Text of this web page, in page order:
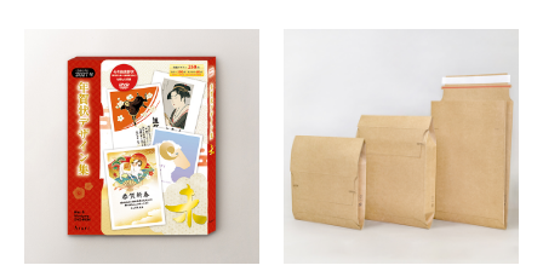
株券・商品券
発送・包装・梱包資
見本帳
喪中はがき印刷サービス